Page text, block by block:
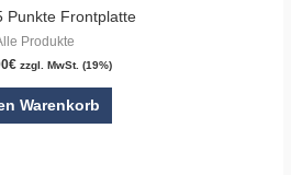
Punkte Frontplatte
Produkte
€ zzgl. MwSt. (19%)
Warenkorb